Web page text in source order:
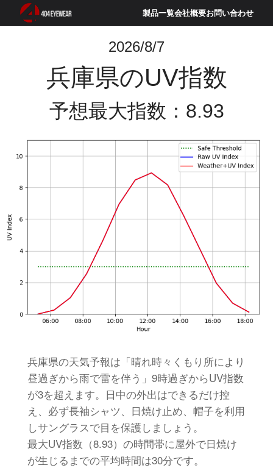
製品一覧会社概要お問い合わせ
2026/8/7
兵庫県のUV指数
予想最大指数：8.93
兵庫県の天気予報は「晴れ時々くもり所により
昼過ぎから雨で雷を伴う」9時過ぎからUV指数
が3を超えます。日中の外出はできるだけ控
え、必ず長袖シャツ、日焼け止め、帽子を利用
しサングラスで目を保護しましょう。
最大UV指数（8.93）の時間帯に屋外で日焼け
が生じるまでの平均時間は30分です。